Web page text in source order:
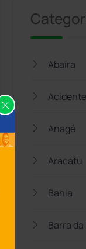
Abaíra
Anagé
Aracatu
Bahia
Barra